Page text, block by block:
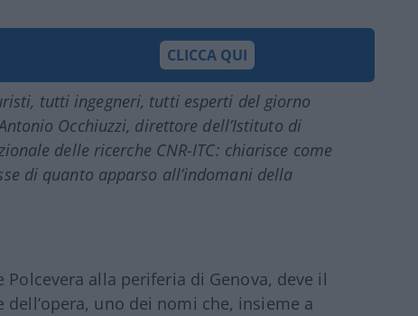
CLICCA QUI
tutti ingegneri, tutti esperti del giorno
Occhiuzzi, direttore dell’Istituto di
delle ricerche CNR-ITC: chiarisce come
di quanto apparso all’indomani della
Polcevera alla periferia di Genova, deve il
uno dei nomi che, insieme a